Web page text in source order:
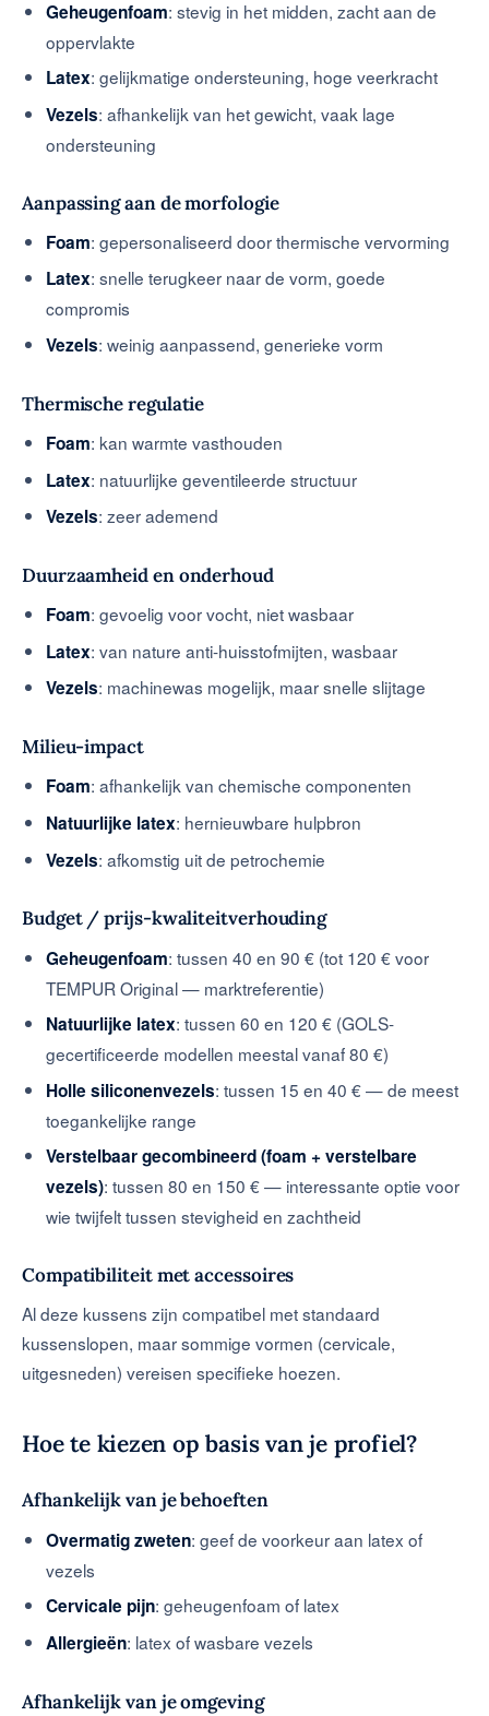
Geheugenfoam: stevig in het midden, zacht aan de
oppervlakte
Latex: gelijkmatige ondersteuning, hoge veerkracht
Vezels: afhankelijk van het gewicht, vaak lage
ondersteuning
Aanpassing aan de morfologie
Foam: gepersonaliseerd door thermische vervorming
Latex: snelle terugkeer naar de vorm, goede
compromis
Vezels: weinig aanpassend, generieke vorm
Thermische regulatie
Foam: kan warmte vasthouden
Latex: natuurlijke geventileerde structuur
Vezels: zeer ademend
Duurzaamheid en onderhoud
Foam: gevoelig voor vocht, niet wasbaar
Latex: van nature anti-huisstofmijten, wasbaar
Vezels: machinewas mogelijk, maar snelle slijtage
Milieu-impact
Foam: afhankelijk van chemische componenten
Natuurlijke latex: hernieuwbare hulpbron
Vezels: afkomstig uit de petrochemie
Budget / prijs-kwaliteitverhouding
Geheugenfoam: tussen 40 en 90 € (tot 120 € voor
TEMPUR Original — marktreferentie)
Natuurlijke latex: tussen 60 en 120 € (GOLS-
gecertificeerde modellen meestal vanaf 80 €)
Holle siliconenvezels: tussen 15 en 40 € — de meest
toegankelijke range
Verstelbaar gecombineerd (foam + verstelbare
vezels): tussen 80 en 150 € — interessante optie voor
wie twijfelt tussen stevigheid en zachtheid
Compatibiliteit met accessoires
Al deze kussens zijn compatibel met standaard
kussenslopen, maar sommige vormen (cervicale,
uitgesneden) vereisen specifieke hoezen.
Hoe te kiezen op basis van je profiel?
Afhankelijk van je behoeften
Overmatig zweten: geef de voorkeur aan latex of
vezels
Cervicale pijn: geheugenfoam of latex
Allergieën: latex of wasbare vezels
Afhankelijk van je omgeving